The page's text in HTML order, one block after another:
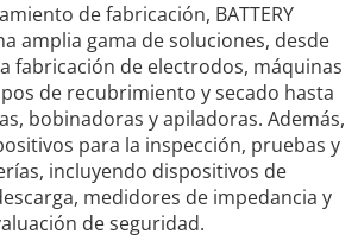
de fabricación, BATTERY
amplia gama de soluciones, desde
fabricación de electrodos, máquinas
de recubrimiento y secado hasta
bobinadoras y apiladoras. Además,
para la inspección, pruebas y
incluyendo dispositivos de
medidores de impedancia y
de seguridad.